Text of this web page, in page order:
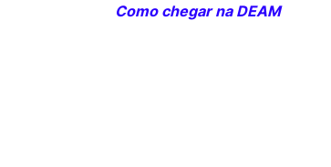
Como chegar na DEAM